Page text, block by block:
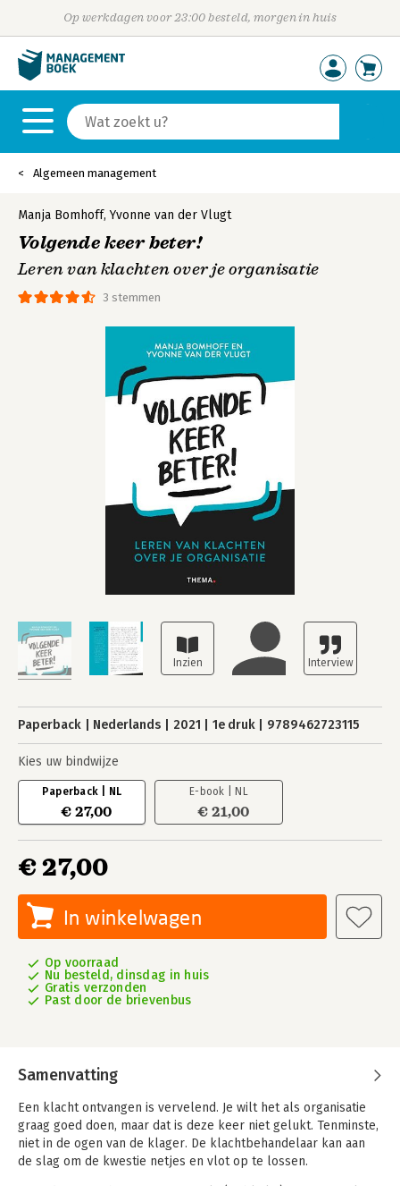
Op werkdagen voor 23:00 besteld, morgen in huis
Algemeen management
3 stemmen
Manja Bomhoff,Yvonne van der Vlugt
Volgende keer beter!
Leren van klachten over je organisatie
Paperback Nederlands 2021 1e druk 9789462723115
Kies uw bindwijze
Paperback | NL
€ 27,00
E-book | NL
€ 21,00
€ 27,00
In winkelwagen
Op voorraad
Nu besteld, dinsdag in huis
Gratis verzonden
Past door de brievenbus
Samenvatting
Een klacht ontvangen is vervelend. Je wilt het als organisatie
graag goed doen, maar dat is deze keer niet gelukt. Tenminste,
niet in de ogen van de klager. De klachtbehandelaar kan aan
de slag om de kwestie netjes en vlot op te lossen.